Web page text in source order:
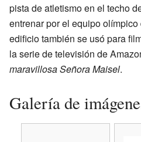
pista de atletismo en el techo
entrenar por el equipo olímpico
edificio también se usó para
la serie de televisión de
maravillosa Señora Maisel.
Galería de